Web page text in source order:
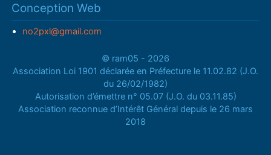
Conception Web
no2pxl@gmail.com
© ram05 - 2026
Association Loi 1901 déclarée en Préfecture le 11.02.82 (J.O.
du 26/02/1982)
Autorisation d’émettre n° 05.07 (J.O. du 03.11.85)
Association reconnue d’Intérêt Général depuis le 26 mars
2018